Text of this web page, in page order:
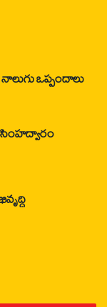
ఒప్పందాలు
సింహద్వారం